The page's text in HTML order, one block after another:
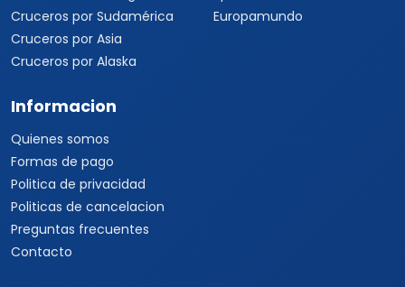
Cruceros por Sudamérica
Cruceros por Asia
Cruceros por Alaska
Europamundo
Informacion
Quienes somos
Formas de pago
Politica de privacidad
Politicas de cancelacion
Preguntas frecuentes
Contacto